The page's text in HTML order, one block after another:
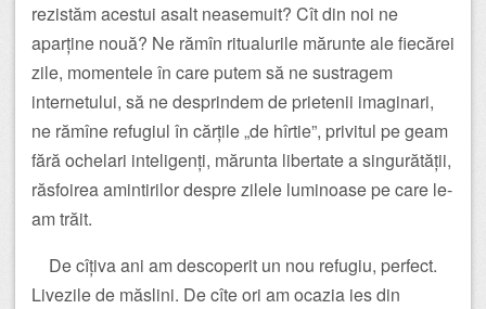
rezistăm acestui asalt neasemuit? Cît din noi ne
aparține nouă? Ne rămîn ritualurile mărunte ale fiecărei
zile, momentele în care putem să ne sustragem
internetului, să ne desprindem de prietenii imaginari,
ne rămîne refugiul în cărțile „de hîrtie”, privitul pe geam
fără ochelari inteligenți, mărunta libertate a singurătății,
răsfoirea amintirilor despre zilele luminoase pe care le-
am trăit.
De cîțiva ani am descoperit un nou refugiu, perfect.
Livezile de măslini. De cîte ori am ocazia ies din